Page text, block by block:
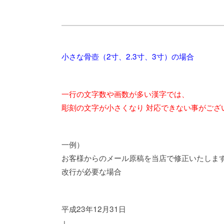
小さな骨壺（2寸、2.3寸、3寸）の場合
一行の文字数や画数が多い漢字では、
彫刻の文字が小さくなり 対応できない事がござ
一例）
お客様からのメール原稿を当店で修正いたします
改行が必要な場合
平成23年12月31日